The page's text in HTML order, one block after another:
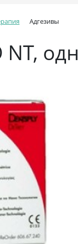
Адгезивы
NT,